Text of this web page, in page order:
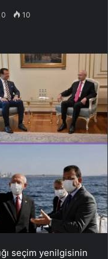
0 10
seçim yenilgisinin